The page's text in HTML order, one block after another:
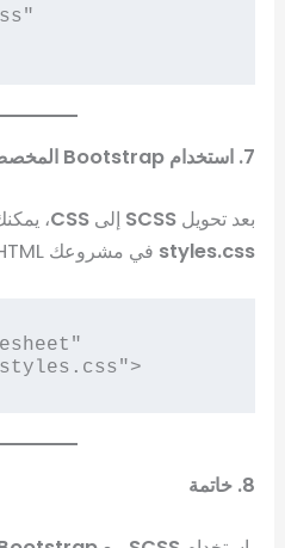
7. استخدام Bootstrap المخصص في HTML
بعد تحويلSCSS إلىCSS،
styles.css في مشروعك HTML.
8. خاتمة